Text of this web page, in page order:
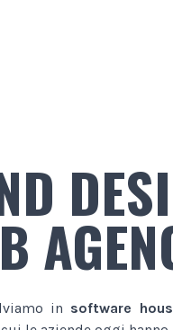
in software